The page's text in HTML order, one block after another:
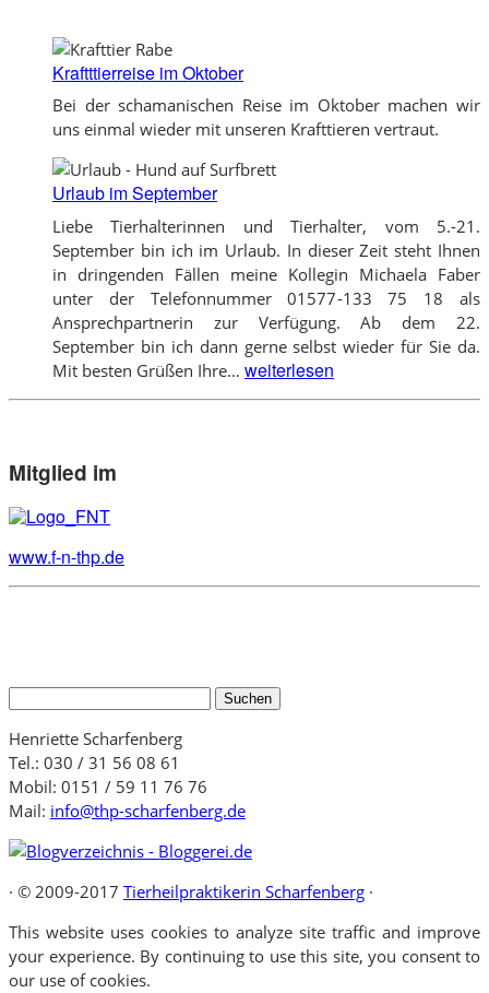
Kraftttierreise im Oktober
Bei der schamanischen Reise im Oktober machen wir
uns einmal wieder mit unseren Krafttieren vertraut.
Urlaub im September
Liebe Tierhalterinnen und Tierhalter, vom 5.-21.
September bin ich im Urlaub. In dieser Zeit steht Ihnen
in dringenden Fällen meine Kollegin Michaela Faber
unter der Telefonnummer 01577-133 75 18 als
Ansprechpartnerin zur Verfügung. Ab dem 22.
September bin ich dann gerne selbst wieder für Sie da.
Mit besten Grüßen Ihre… Urlaub
im
September
weiterlesen
Mitglied im
www.f-n-thp.de
Henriette Scharfenberg
Tel.: 030 / 31 56 08 61
Mobil: 0151 / 59 11 76 76
Mail: info@thp-scharfenberg.de
· © 2009-2017 Tierheilpraktikerin Scharfenberg ·
This website uses cookies to analyze site traffic and improve
your experience. By continuing to use this site, you consent to
our use of cookies.